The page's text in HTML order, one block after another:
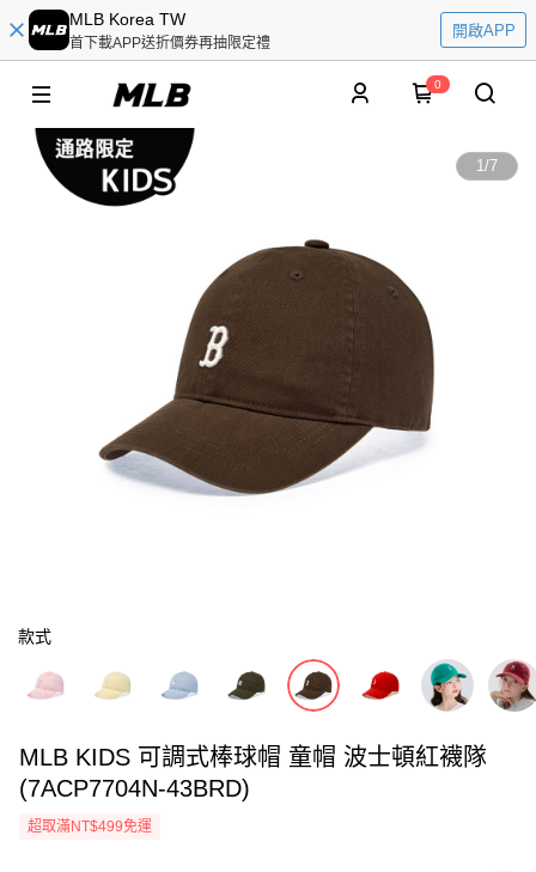
MLB Korea TW
首下載APP送折價券再抽限定禮
開啟APP
0
1/7
款式
MLB KIDS 可調式棒球帽 童帽 波士頓紅襪隊
(7ACP7704N-43BRD)
超取滿NT$499免運